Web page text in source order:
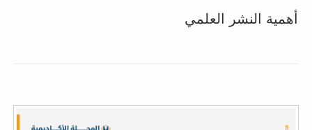
أهمية النشر العلمي